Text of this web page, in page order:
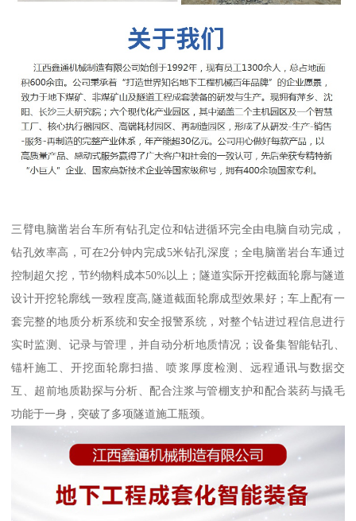
三臂电脑凿岩台车所有钻孔定位和钻进循环完全由电脑自动完成，
钻孔效率高，可在2分钟内完成5米钻孔深度；全电脑凿岩台车通过
控制超欠挖，节约物料成本50%以上；隧道实际开挖截面轮廓与隧道
设计开挖轮廓线一致程度高,隧道截面轮廓成型效果好；车上配有一
套完整的地质分析系统和安全报警系统，对整个钻进过程信息进行
实时监测、记录与管理，并自动分析地质情况；设备集智能钻孔、
锚杆施工、开挖面轮廓扫描、喷浆厚度检测、远程通讯与数据交
互、超前地质勘探与分析、配合注浆与管棚支护和配合装药与撬毛
功能于一身，突破了多项隧道施工瓶颈。